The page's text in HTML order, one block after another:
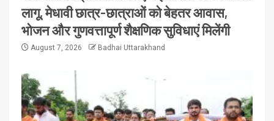
लागू, मेधावी छात्र-छात्राओं को बेहतर आवास,
भोजन और गुणवत्तापूर्ण शैक्षणिक सुविधाएं मिलेंगी
August 7, 2026 Badhai Uttarakhand